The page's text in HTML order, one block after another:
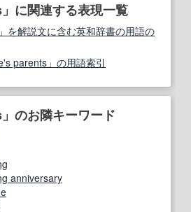
に関連する表現一覧
を解説文に含む英和辞書の用語の
parents」の用語索引
のお隣キーワード
anniversary